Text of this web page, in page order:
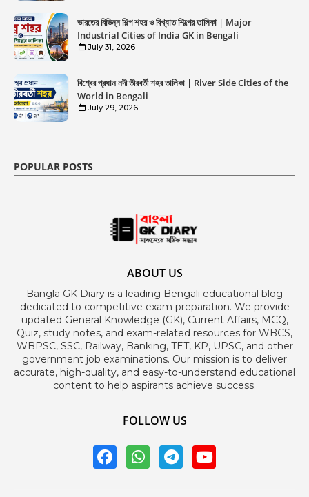
ভারতের বিভিন্ন শিল্প শহর ও বিখ্যাত শিল্পের তালিকা | Major
Industrial Cities of India GK in Bengali
July 31, 2026
বিশ্বের প্রধান নদী তীরবর্তী শহর তালিকা | River Side Cities of the
World in Bengali
July 29, 2026
POPULAR POSTS
ABOUT US
Bangla GK Diary is a leading Bengali educational blog
dedicated to competitive exam preparation. We provide
updated General Knowledge (GK), Current Affairs, MCQ,
Quiz, study notes, and exam-related resources for WBCS,
WBPSC, SSC, Railway, Banking, TET, KP, UPSC, and other
government job examinations. Our mission is to deliver
accurate, high-quality, and easy-to-understand educational
content to help aspirants achieve success.
FOLLOW US